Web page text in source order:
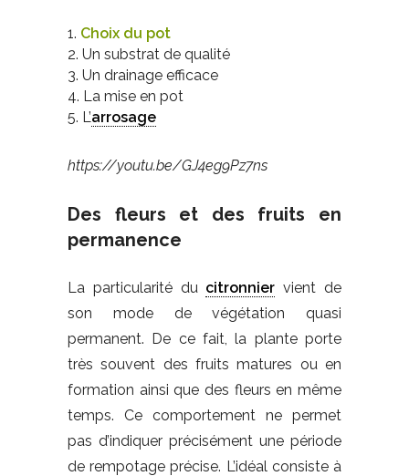
Choix du pot
Un substrat de qualité
Un drainage efficace
La mise en pot
L’arrosage
https://youtu.be/GJ4eg9Pz7ns
Des fleurs et des fruits en
permanence
La particularité du citronnier vient de
son mode de végétation quasi
permanent. De ce fait, la plante porte
très souvent des fruits matures ou en
formation ainsi que des fleurs en même
temps. Ce comportement ne permet
pas d’indiquer précisément une période
de rempotage précise. L’idéal consiste à